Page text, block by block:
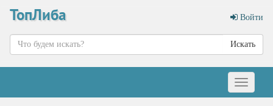
ТопЛиба Войти
Искать
Меню